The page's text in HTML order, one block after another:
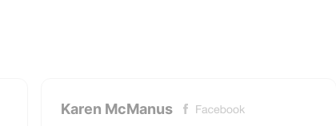
Karen McManus